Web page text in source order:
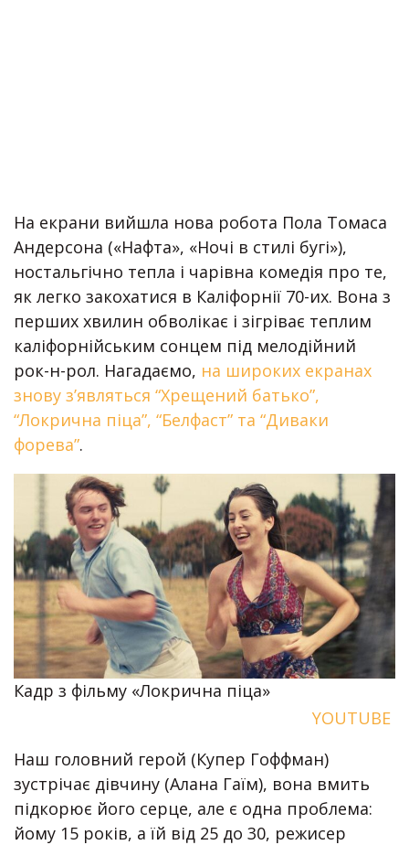
На екрани вийшла нова робота Пола Томаса
Андерсона («Нафта», «Ночі в стилі бугі»),
ностальгічно тепла і чарівна комедія про те,
як легко закохатися в Каліфорнії 70-их. Вона з
перших хвилин обволікає і зігріває теплим
каліфорнійським сонцем під мелодійний
рок-н-рол. Нагадаємо, на широких екранах
знову з’являться “Хрещений батько”,
“Локрична піца”, “Белфаст” та “Диваки
форева”.
Кадр з фільму «Локрична піца»
YOUTUBE
Наш головний герой (Купер Гоффман)
зустрічає дівчину (Алана Гаїм), вона вмить
підкорює його серце, але є одна проблема:
йому 15 років, а їй від 25 до 30, режисер